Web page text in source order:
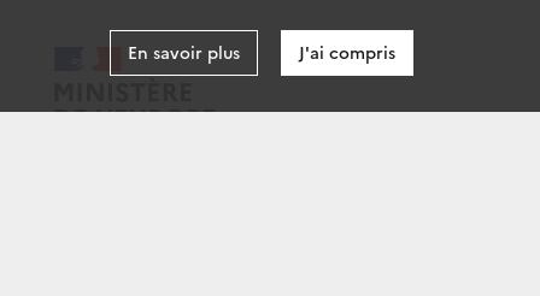
En savoir plus J'ai compris